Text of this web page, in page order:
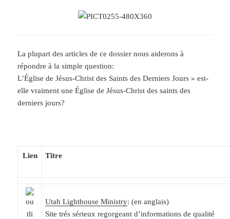
La plupart des articles de ce dossier nous aiderons à
répondre à la simple question:
L’Église de Jésus-Christ des Saints des Derniers Jours » est-
elle vraiment une Église de Jésus-Christ des saints des
derniers jours?
Lien Tître
Utah Lighthouse Ministry: (en anglais)
Site trés sérieux regorgeant d’informations de qualité